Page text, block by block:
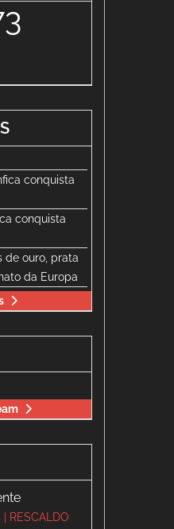
conquista
conquista
de ouro, prata
da Europa
RESCALDO